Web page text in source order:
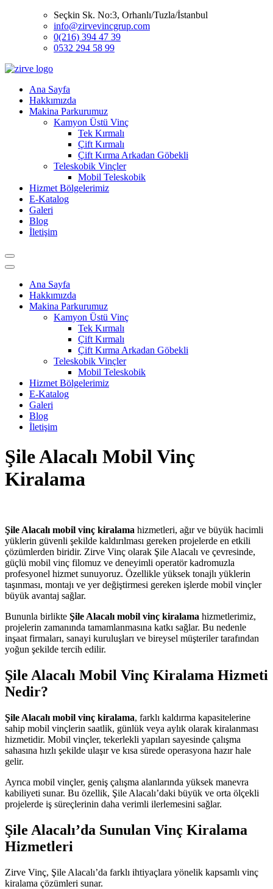
Seçkin Sk. No:3, Orhanlı/Tuzla/İstanbul
info@zirvevincgrup.com
0(216) 394 47 39
0532 294 58 99
Ana Sayfa
Hakkımızda
Makina Parkurumuz
Kamyon Üstü Vinç
Tek Kırmalı
Çift Kırmalı
Çift Kırma Arkadan Göbekli
Teleskobik Vinçler
Mobil Teleskobik
Hizmet Bölgelerimiz
E-Katalog
Galeri
Blog
İletişim
Ana Sayfa
Hakkımızda
Makina Parkurumuz
Kamyon Üstü Vinç
Tek Kırmalı
Çift Kırmalı
Çift Kırma Arkadan Göbekli
Teleskobik Vinçler
Mobil Teleskobik
Hizmet Bölgelerimiz
E-Katalog
Galeri
Blog
İletişim
Şile Alacalı Mobil Vinç
Kiralama
Şile Alacalı mobil vinç kiralama hizmetleri, ağır ve büyük hacimli
yüklerin güvenli şekilde kaldırılması gereken projelerde en etkili
çözümlerden biridir. Zirve Vinç olarak Şile Alacalı ve çevresinde,
güçlü mobil vinç filomuz ve deneyimli operatör kadromuzla
profesyonel hizmet sunuyoruz. Özellikle yüksek tonajlı yüklerin
taşınması, montajı ve yer değiştirmesi gereken işlerde mobil vinçler
büyük avantaj sağlar.
Bununla birlikte Şile Alacalı mobil vinç kiralama hizmetlerimiz,
projelerin zamanında tamamlanmasına katkı sağlar. Bu nedenle
inşaat firmaları, sanayi kuruluşları ve bireysel müşteriler tarafından
yoğun şekilde tercih edilir.
Şile Alacalı Mobil Vinç Kiralama Hizmeti
Nedir?
Şile Alacalı mobil vinç kiralama, farklı kaldırma kapasitelerine
sahip mobil vinçlerin saatlik, günlük veya aylık olarak kiralanması
hizmetidir. Mobil vinçler, tekerlekli yapıları sayesinde çalışma
sahasına hızlı şekilde ulaşır ve kısa sürede operasyona hazır hale
gelir.
Ayrıca mobil vinçler, geniş çalışma alanlarında yüksek manevra
kabiliyeti sunar. Bu özellik, Şile Alacalı’daki büyük ve orta ölçekli
projelerde iş süreçlerinin daha verimli ilerlemesini sağlar.
Şile Alacalı’da Sunulan Vinç Kiralama
Hizmetleri
Zirve Vinç, Şile Alacalı’da farklı ihtiyaçlara yönelik kapsamlı vinç
kiralama çözümleri sunar.